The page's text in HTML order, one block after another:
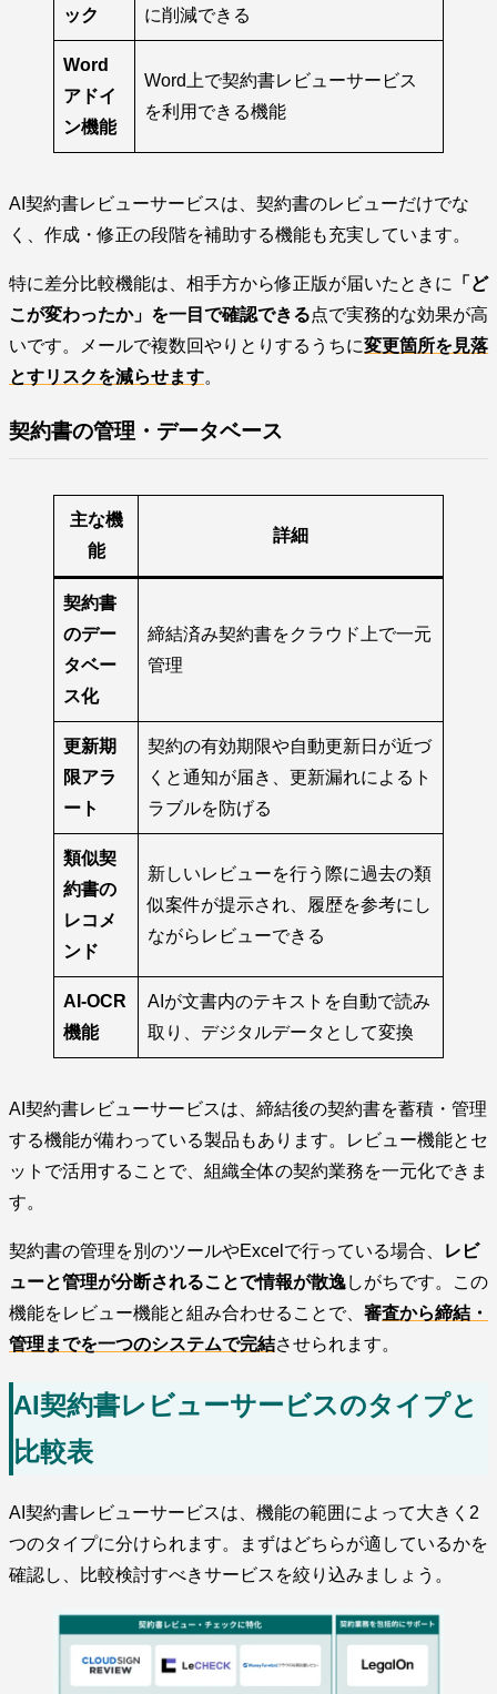
ック
に削減できる
Word
アドイ
ン機能
Word上で契約書レビューサービス
を利用できる機能
AI契約書レビューサービスは、契約書のレビューだけでな
く、作成・修正の段階を補助する機能も充実しています。
特に差分比較機能は、相手方から修正版が届いたときに
「ど
こが変わったか」を一目で確認できる点で実務的な効果が高
いです。メールで複数回やりとりするうちに変更箇所を見落
とすリスクを減らせます。
契約書の管理・データベース
主な機
能
詳細
契約書
のデー
タベー
ス化
締結済み契約書をクラウド上で一元
管理
更新期
限アラ
ート
契約の有効期限や自動更新日が近づ
くと通知が届き、更新漏れによるト
ラブルを防げる
類似契
約書の
レコメ
ンド
新しいレビューを行う際に過去の類
似案件が提示され、履歴を参考にし
ながらレビューできる
AI-OCR
機能
AIが文書内のテキストを自動で読み
取り、デジタルデータとして変換
AI契約書レビューサービスは、締結後の契約書を蓄積・管理
する機能が備わっている製品もあります。レビュー機能とセ
ットで活用することで、組織全体の契約業務を一元化できま
す。
契約書の管理を別のツールやExcelで行っている場合、
レビ
ューと管理が分断されることで情報が散逸しがちです。この
機能をレビュー機能と組み合わせることで、 審査から締結・
管理までを一つのシステムで完結させられます。
AI契約書レビューサービスのタイプと
比較表
AI契約書レビューサービスは、機能の範囲によって大きく2
つのタイプに分けられます。まずはどちらが適しているかを
確認し、比較検討すべきサービスを絞り込みましょう。